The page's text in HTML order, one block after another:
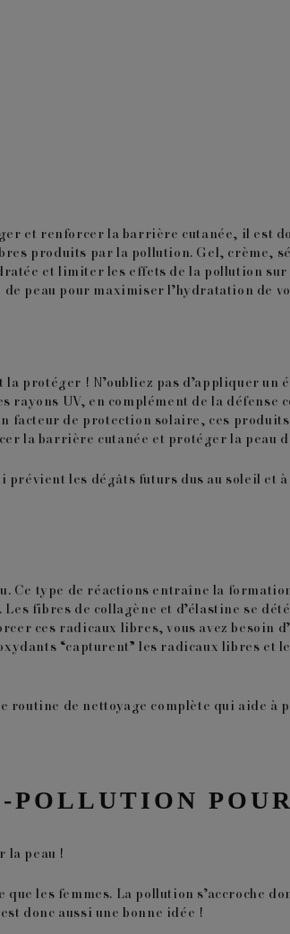
et renforcer la barrière cutanée, il est
produits par la pollution. Gel, crème,
et limiter les effets de la pollution sur
peau pour maximiser l’hydratation de
protéger ! N’oubliez pas d’appliquer un
UV, en complément de la
de protection solaire, ces
la barrière cutanée et protéger la peau
prévient les dégâts futurs dus au soleil et
Ce type de réactions entraîne la
fibres de collagène et d’élastine se
ces radicaux libres, vous avez besoin d’
“capturent” les radicaux libres et
de nettoyage complète qui aide à
POLLUTION
la peau !
les femmes. La pollution s’accroche
est donc aussi une bonne idée !